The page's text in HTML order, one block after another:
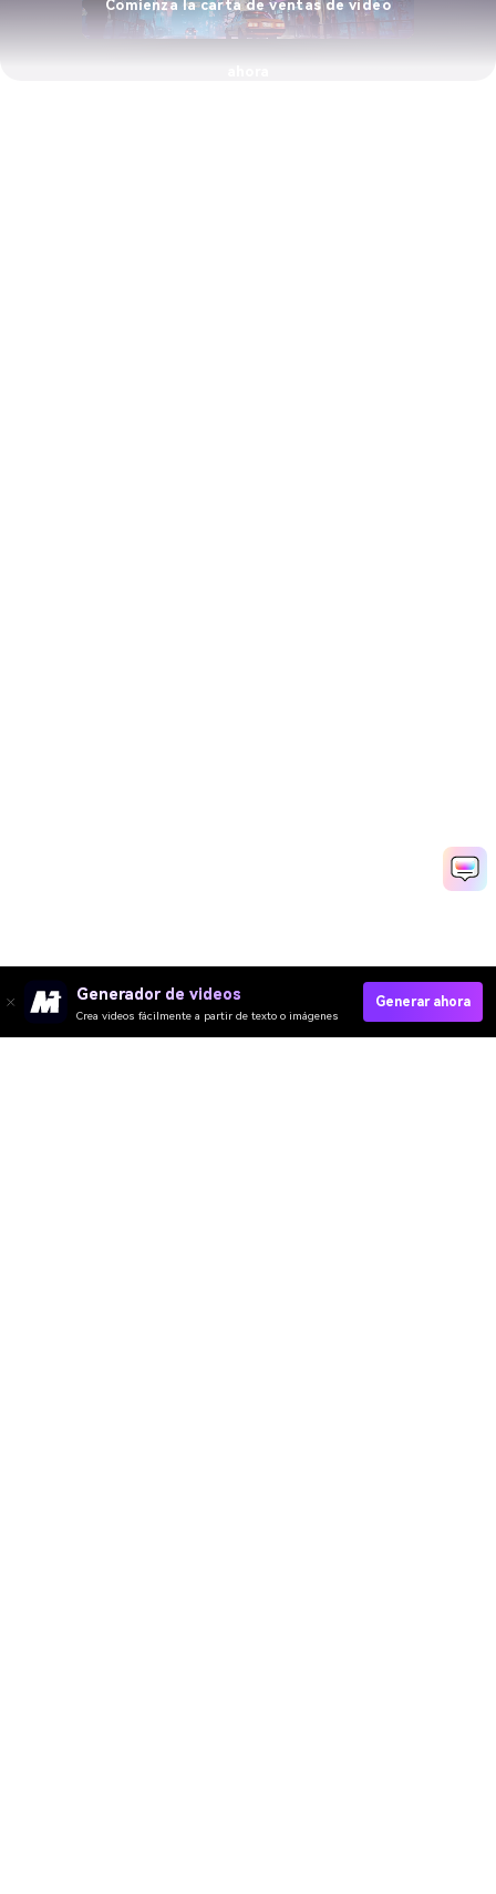
Comienza la carta de ventas de vídeo
Generador de videos
Crea videos fácilmente a partir de texto o imágenes
Generar ahora